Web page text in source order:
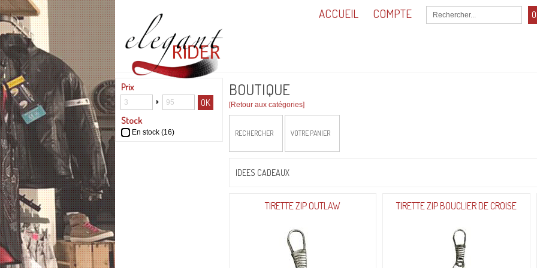
ACCUEIL COMPTE
Prix
OK
Stock
En stock (16)
BOUTIQUE
[Retour aux catégories]
RECHERCHER VOTRE PANIER
IDEES CADEAUX
TIRETTE ZIP OUTLAW TIRETTE ZIP BOUCLIER DE CROISE